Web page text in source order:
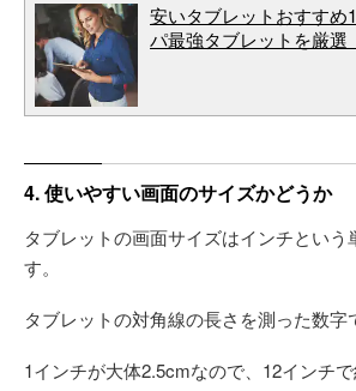
安いタブレットおすすめ
パ最強タブレットを厳選
4. 使いやすい画面のサイズかどうか
タブレットの画面サイズはインチという
す。
タブレットの対角線の長さを測った数字
1インチが大体2.5cmなので、12インチで